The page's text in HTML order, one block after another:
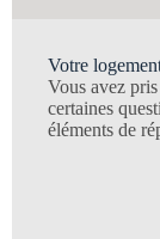
Votre
Vous avez
certaines
éléments de